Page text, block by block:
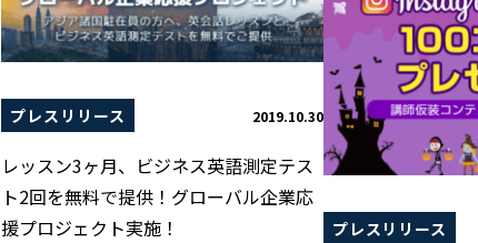
プレスリリース 2019.10.30
レッスン3ヶ月、ビジネス英語測定テス
ト2回を無料で提供！グローバル企業応
援プロジェクト実施！
プレスリリース